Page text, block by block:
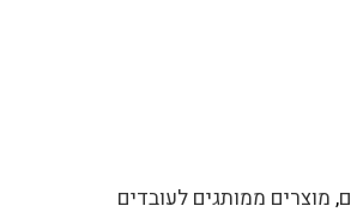
, מוצרים ממותגים לעובדים